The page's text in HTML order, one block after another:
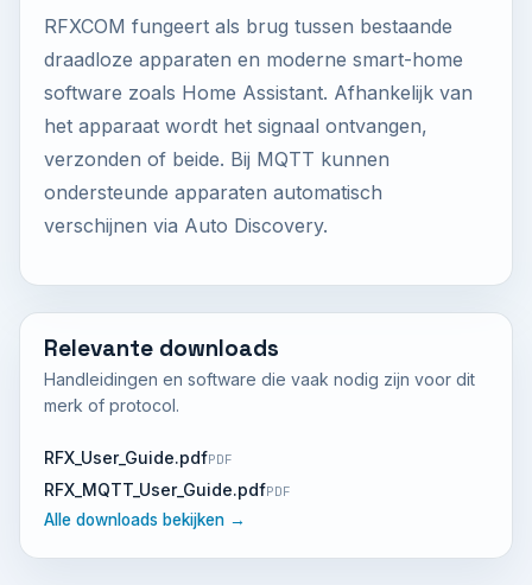
RFXCOM fungeert als brug tussen bestaande
draadloze apparaten en moderne smart-home
software zoals Home Assistant. Afhankelijk van
het apparaat wordt het signaal ontvangen,
verzonden of beide. Bij MQTT kunnen
ondersteunde apparaten automatisch
verschijnen via Auto Discovery.
Relevante downloads
Handleidingen en software die vaak nodig zijn voor dit
merk of protocol.
RFX_User_Guide.pdfPDF
RFX_MQTT_User_Guide.pdfPDF
Alle downloads bekijken →